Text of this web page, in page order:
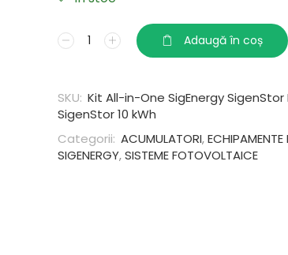
Adaugă în coș
SKU: Kit All-in-One SigEnergy
SigenStor 10 kWh
Categorii: ACUMULATORI,ECHIPAMENTE
SIGENERGY,SISTEME FOTOVOLTAICE